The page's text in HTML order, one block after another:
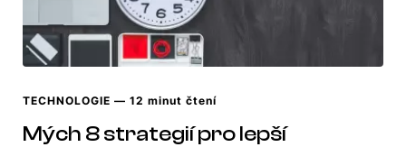
TECHNOLOGIE — 12 minut čtení
Mých 8 strategií pro lepší